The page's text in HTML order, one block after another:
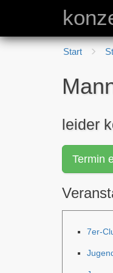
Start
leider
Termin
7er-